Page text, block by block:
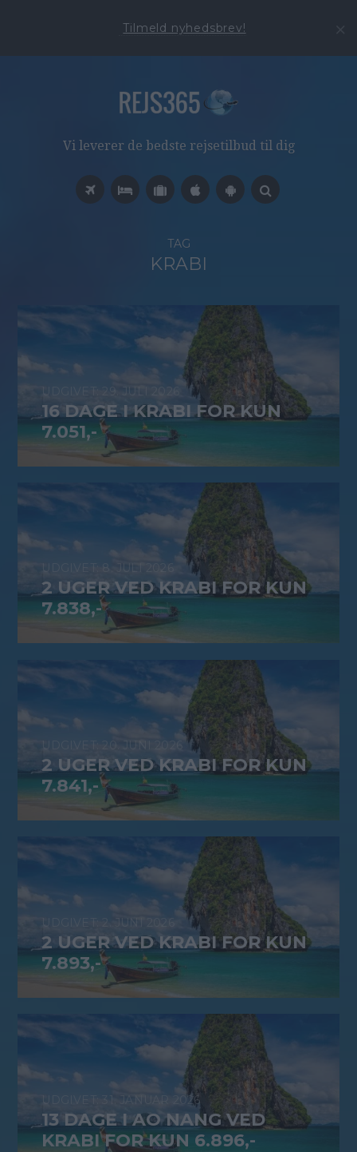
Tilmeld nyhedsbrev!
Vi leverer de bedste rejsetilbud til dig
TAG
KRABI
29. JULI 2026
16 DAGE I KRABI FOR KUN
7.051,-
8. JULI 2026
2 UGER VED KRABI FOR KUN
7.838,-
20. JUNI 2026
2 UGER VED KRABI FOR KUN
7.841,-
2. JUNI 2026
2 UGER VED KRABI FOR KUN
7.893,-
31. JANUAR 2026
13 DAGE I AO NANG VED
KRABI FOR KUN 6.896,-